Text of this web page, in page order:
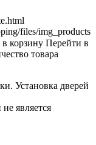
files/img_products
корзину Перейти в
товара
Установка дверей
является